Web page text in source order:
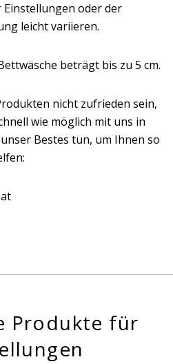
oder der
leicht variieren.
beträgt bis zu 5 cm.
nicht zufrieden sein,
wie möglich mit uns in
Bestes tun, um Ihnen so
Produkte für